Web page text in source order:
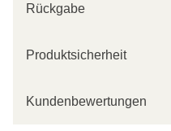
Rückgabe
Produktsicherheit
Kundenbewertungen